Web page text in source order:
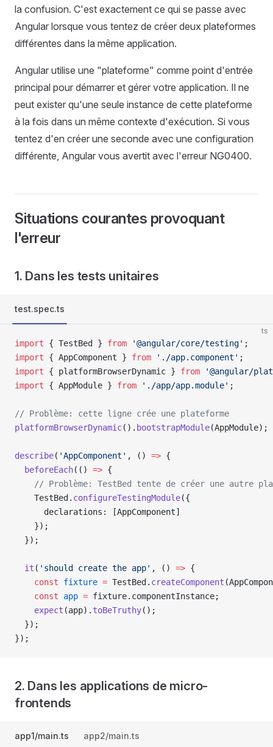
la confusion. C'est exactement ce qui se passe avec
Angular lorsque vous tentez de créer deux plateformes
différentes dans la même application.
Angular utilise une "plateforme" comme point d'entrée
principal pour démarrer et gérer votre application. Il ne
peut exister qu'une seule instance de cette plateforme
à la fois dans un même contexte d'exécution. Si vous
tentez d'en créer une seconde avec une configuration
différente, Angular vous avertit avec l'erreur NG0400.
Situations courantes provoquant
l'erreur
1. Dans les tests unitaires
test.spec.ts
ts
import { TestBed } from '@angular/core/testing' ;
import { AppComponent } from './app.component' ;
import { platformBrowserDynamic } from '@angular/
import { AppModule } from './app/app.module' ;
// Problème: cette ligne crée une plateforme
platformBrowserDynamic(). bootstrapModule(AppModule);
describe( 'AppComponent' , () => {
  beforeEach
(() => {
// Problème: TestBed tente de créer une autre
    TestBed.
configureTestingModule({
      declarations: [AppComponent]
    });
  });
  it
( 'should create the app' , () => {
    const
fixture = TestBed. createComponent
    const
app = fixture.componentInstance;
    expect
(app). toBeTruthy();
  });
});
2. Dans les applications de micro-
frontends
app1/main.ts app2/main.ts